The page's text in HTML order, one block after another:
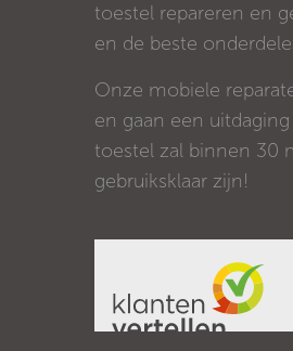
toestel repareren en
en de beste
Onze mobiele
en gaan een
toestel zal binnen 30
gebruiksklaar zijn!